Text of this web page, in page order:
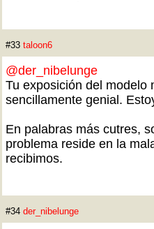
#33 taloon6
@der_nibelunge
Tu exposición del modelo
sencillamente genial.
En palabras más cutres,
problema reside en la
recibimos.
#34 der_nibelunge